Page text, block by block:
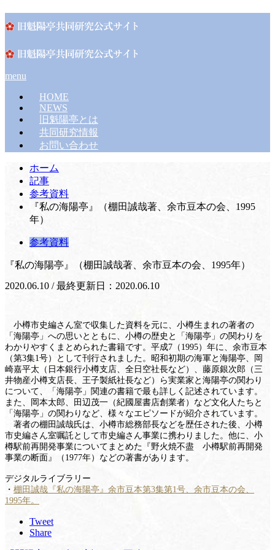
menu
HOME
NEWS
旧魁陽亭とは
共同研究情報
お問い合わせ
ホーム
記事
参考資料
『私の海陽亭』（棚田誠哉著、余市豆本の会、1995
年）
参考資料
『私の海陽亭』（棚田誠哉著、余市豆本の会、1995年）
2020.06.10 / 最終更新日：2020.06.10
小樽市史編さん室で収集した資料を元に、小樽生まれの著者の
「海陽亭」への思いとともに、小樽の歴史と「海陽亭」の関わりを
わかりやすくまとめられた書籍です。平成7（1995）年に、余市豆本
（第3集1号）として刊行されました。昭和初期の海軍と海陽亭、岡
崎嘉平太（日本銀行小樽支店、全日空社長など）、藤原銀次郎（三
井物産小樽支店長、王子製紙社長など）ら実業家と海陽亭の関わり
について、「海陽亭」関連の書籍で最も詳しく記述されています。
また、岡本太郎、田辺茂一（紀國屋書店創業者）など文化人たちと
「海陽亭」の関わりなど、様々なエピソードが紹介されています。
著者の棚田誠哉氏は、小樽市総務部長などを歴任された後、小樽
市史編さん室嘱託として市史編さん事業に携わりました。他に、小
樽駅前再開発事業についてまとめた『野火焼不盡 小樽駅前再開発
事業の断面』（1977年）などの著書があります。
デジタルライブラリー
・ 棚田誠哉『私の海陽亭』余市豆本第3集第1号、余市豆本の会、
1995年。
Tweet
Share